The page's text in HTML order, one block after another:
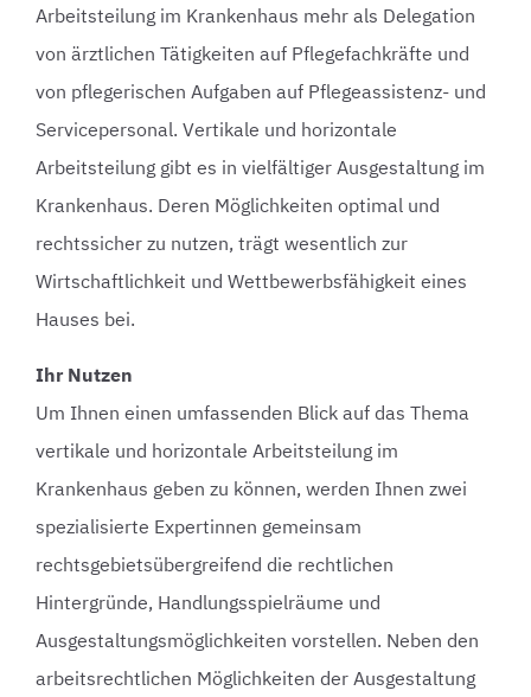
Arbeitsteilung im Krankenhaus mehr als Delegation
von ärztlichen Tätigkeiten auf Pflegefachkräfte und
von pflegerischen Aufgaben auf Pflegeassistenz- und
Servicepersonal. Vertikale und horizontale
Arbeitsteilung gibt es in vielfältiger Ausgestaltung im
Krankenhaus. Deren Möglichkeiten optimal und
rechtssicher zu nutzen, trägt wesentlich zur
Wirtschaftlichkeit und Wettbewerbsfähigkeit eines
Hauses bei.
Ihr Nutzen
Um Ihnen einen umfassenden Blick auf das Thema
vertikale und horizontale Arbeitsteilung im
Krankenhaus geben zu können, werden Ihnen zwei
spezialisierte Expertinnen gemeinsam
rechtsgebietsübergreifend die rechtlichen
Hintergründe, Handlungsspielräume und
Ausgestaltungsmöglichkeiten vorstellen. Neben den
arbeitsrechtlichen Möglichkeiten der Ausgestaltung